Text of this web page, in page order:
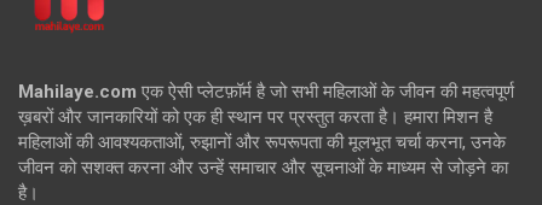
Mahilaye.com एक ऐसी प्लेटफ़ॉर्म है जो सभी महिलाओं के जीवन की महत्वपूर्ण
ख़बरों और जानकारियों को एक ही स्थान पर प्रस्तुत करता है। हमारा मिशन है
महिलाओं की आवश्यकताओं, रुझानों और रूपरूपता की मूलभूत चर्चा करना, उनके
जीवन को सशक्त करना और उन्हें समाचार और सूचनाओं के माध्यम से जोड़ने का
है।